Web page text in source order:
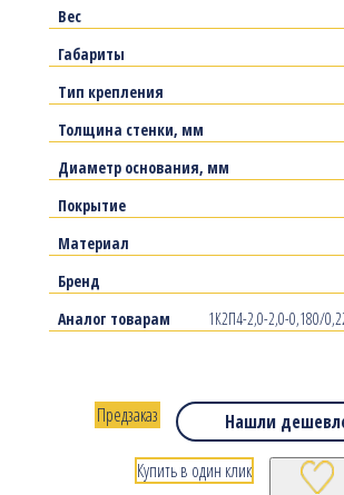
Вес
Габариты
Тип крепления
Толщина стенки, мм
Диаметр основания, мм
Покрытие
Материал
Бренд
Аналог товарам
1К2П4-2,0-2,0-0,180/
Нашли
Предзаказ
Купить в один клик